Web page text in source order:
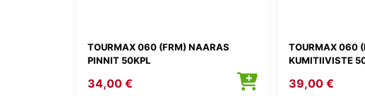
TOURMAX 060 (FRM) NAARAS
PINNIT 50KPL
34,00 €
TOURMAX 060
KUMITIIVISTE
39,00 €